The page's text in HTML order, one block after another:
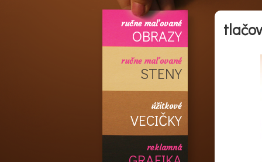
ručne maľované
OBRAZY
ručne maľované
STENY
úžitkové
VECIČKY
reklamná